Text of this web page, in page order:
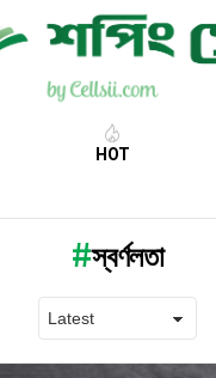
HOT
স্বর্ণলতা